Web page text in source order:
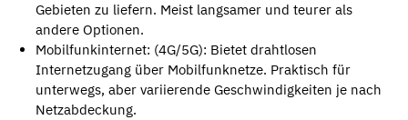
Gebieten zu liefern. Meist langsamer und teurer als
andere Optionen.
Mobilfunkinternet: (4G/5G): Bietet drahtlosen
Internetzugang über Mobilfunknetze. Praktisch für
unterwegs, aber variierende Geschwindigkeiten je nach
Netzabdeckung.